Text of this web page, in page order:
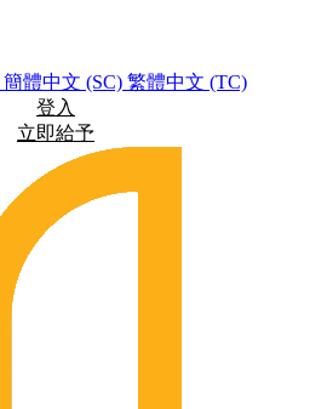
簡體中文 (SC) 繁體中文 (TC)
登入
立即給予